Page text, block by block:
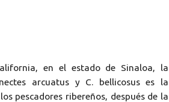
en el estado de Sinaloa, la
arcuatus y C. bellicosus es la
pescadores ribereños, después de la